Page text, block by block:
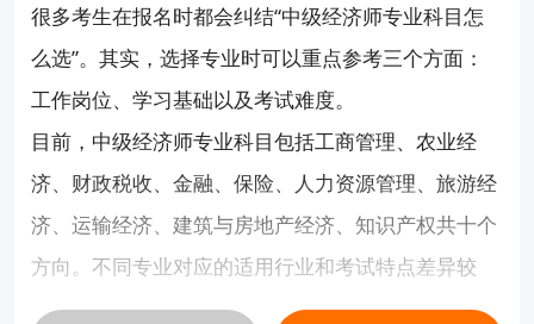
很多考生在报名时都会纠结“中级经济师专业科目怎
么选”。其实，选择专业时可以重点参考三个方面：
工作岗位、学习基础以及考试难度。
目前，中级经济师专业科目包括工商管理、农业经
济、财政税收、金融、保险、人力资源管理、旅游经
济、运输经济、建筑与房地产经济、知识产权共十个
方向。不同专业对应的适用行业和考试特点差异较
大。